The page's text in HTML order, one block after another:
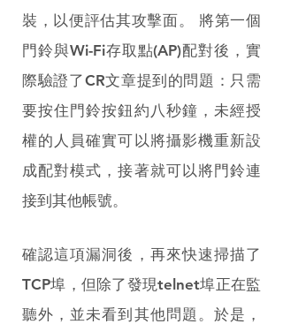
裝，以便評估其攻擊面。 將第一個
門鈴與Wi-Fi存取點(AP)配對後，實
際驗證了CR文章提到的問題：只需
要按住門鈴按鈕約八秒鐘，未經授
權的人員確實可以將攝影機重新設
成配對模式，接著就可以將門鈴連
接到其他帳號。
確認這項漏洞後，再來快速掃描了
TCP埠，但除了發現telnet埠正在監
聽外，並未看到其他問題。於是，